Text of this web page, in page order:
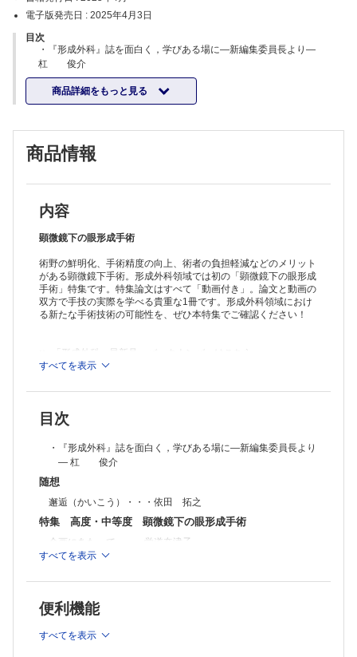
電子版発売日 : 2025年4月3日
目次
・『形成外科』誌を面白く，学びある場に―新編集委員長より―
杠 俊介
随想
邂逅（かいこう）・・・依田 拓之
特集 高度・中等度 顕微鏡下の眼形成手術
仁彦 ほか
顕微鏡下の眼瞼下垂手術（2）―モノポーラ鑷子の使用― ・・・覚道
― ・・・木下 慎介
涙小管断裂および眼窩底骨折に対する顕微鏡下手術・・・小久保健一
美容外科領域での目尻切開，目頭切開，眉毛下皮膚切除術・・・藤本
連載
みんなで考えよう！ 足病カンファレンス season
リハビリテーションスタッフとのかかわり・・・寺部 雄太
形成外科 NEXT―次世代の本音―
ハイコンテクストな文化に生きる僕たちの，メンターが残す言葉た
教室だより北～南
No.124 佐賀大学医学部附属病院 形成外科・・・渡邊 英孝
Vol.16 先生アラーム鳴ってます・・・中村 優
乳房再建術後の心電図変化・・・奥野 友孝 ほか
乳児血管腫と鑑別を要したNTRK-rearranged spindle cell neoplasmの1
例・・・髙月 陽介 ほか
矯正骨切り術とイリザロフ創外固定器による仮骨延長術を併用した示指
斜指症の1例・・・三浦 孝行 ほか
ストーマ周囲静脈瘤に対して硬化療法を用いた1例・・・奥 陽平 ほか
排便機能を温存できた肛門周囲Paget病の1例・・・寺北 崇人 ほか
工夫
Padgett-Hood型ダーマトームを用いた全層皮膚片分層化のコツ・・・
・投稿規定
商品詳細をもっと見る
商品情報
内容
顕微鏡下の眼形成手術
術野の鮮明化、手術精度の向上、術者の負担軽減などのメリット
がある顕微鏡下手術。形成外科領域では初の「顕微鏡下の眼形成
手術」特集です。特集論文はすべて「動画付き」。論文と動画の
双方で手技の実際を学べる貴重な1冊です。形成外科領域におけ
る新たな手術技術の可能性を、ぜひ本特集でご確認ください！
≫ 「形成外科」最新号・バックナンバーはこちら
≫「形成外科」年間購読、受付中！
※本製品はPCでの閲覧も可能です。
ただけます。詳細は
すべてを表示
目次
・『形成外科』誌を面白く，学びある場に―新編集委員長より
― 杠 俊介
随想
邂逅（かいこう）・・・依田 拓之
特集 高度・中等度 顕微鏡下の眼形成手術
企画にあたって・・・覚道奈津子
顕微鏡下の眼瞼下垂手術（1）―CO2レーザーの併用
― ・・・覚道奈津子
― ・・・木下 慎介
すべてを表示
便利機能
すべてを表示